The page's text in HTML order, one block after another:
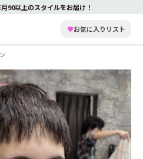
90以上のスタイルをお届け！
♥お気に入りリスト